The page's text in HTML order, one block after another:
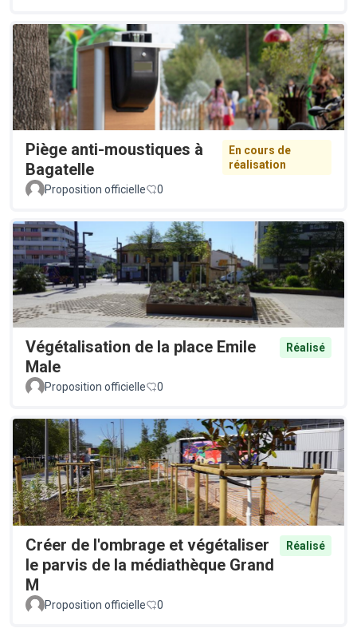
Piège anti-moustiques à
Bagatelle
En cours de
réalisation
Proposition officielle
0
Végétalisation de la place Emile
Male
Réalisé
Proposition officielle 0
Créer de l'ombrage et végétaliser
le parvis de la médiathèque Grand
M
Réalisé
Proposition officielle 0